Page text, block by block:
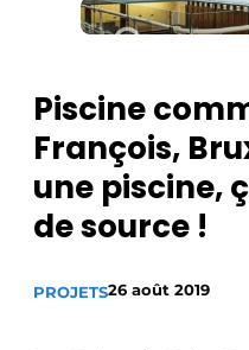
Home
Newsletter
Podcasts
Privacy / Cookie
S’inscrire à
Piscine
François,
une piscine,
de source !
PROJETS26 août 2019